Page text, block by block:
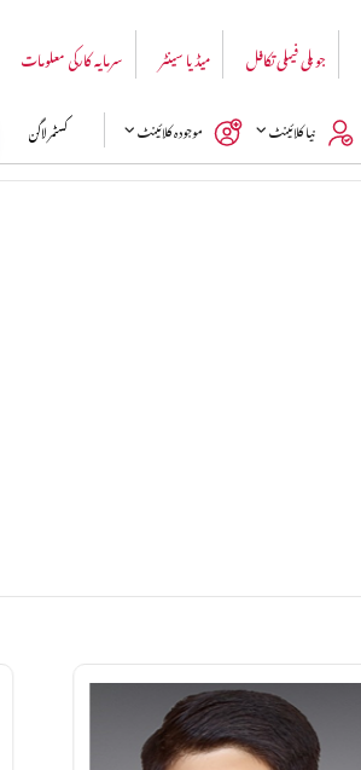
جوبلی فیملی تکافل میڈیا سینٹر سرمایہ کارکی معلومات
نیا کلائینٹ موجودہ کلائینٹ کسٹمر لاگن